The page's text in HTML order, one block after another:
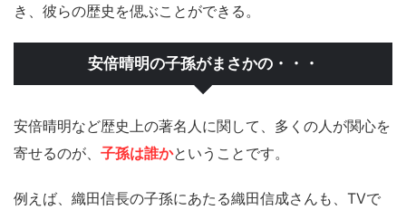
き、彼らの歴史を偲ぶことができる。
安倍晴明の子孫がまさかの・・・
安倍晴明など歴史上の著名人に関して、多くの人が関心を
寄せるのが、 子孫は誰かということです。
例えば、織田信長の子孫にあたる織田信成さんも、TVで